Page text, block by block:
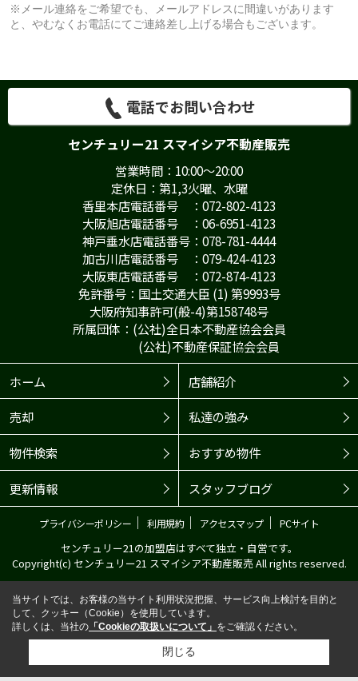
※メール連絡をご希望でも、メールアドレスに間違いがあります
と、やむなくお電話にてご連絡差し上げる場合もございます。
電話でお問い合わせ
センチュリー21 スマイシア不動産販売
営業時間：10:00～20:00
定休日：第1,3火曜、水曜
香里本店電話番号 ：072-802-4123
大阪旭店電話番号 ：06-6951-4123
神戸垂水店電話番号：078-781-4444
加古川店電話番号 ：079-424-4123
大阪東店電話番号 ：072-874-4123
免許番号：国土交通大臣 (1) 第9993号
大阪府知事許可(般-4)第158748号
所属団体：(公社)全日本不動産協会会員
(公社)不動産保証協会会員
ホーム
店舗紹介
売却 私達の強み
物件検索 おすすめ物件
更新情報 スタッフブログ
プライバシーポリシー ｜ 利用規約｜ アクセスマップ｜ PCサイト
センチュリー21の加盟店はすべて独立・自営です。
Copyright(c) センチュリー21 スマイシア不動産販売 All rights reserved.
当サイトでは、お客様の当サイト利用状況把握、サービス向上検討を目的と
して、クッキー（Cookie）を使用しています。
詳しくは、当社の 「Cookieの取扱いについて」 をご確認ください。
閉じる